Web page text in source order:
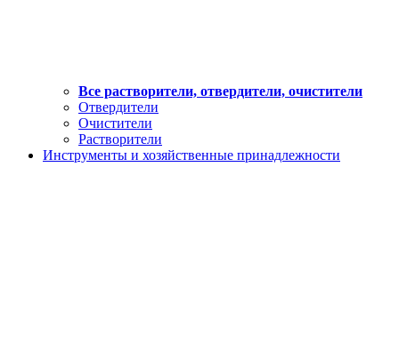
Все растворители, отвердители, очистители
Отвердители
Очистители
Растворители
Инструменты и хозяйственные принадлежности